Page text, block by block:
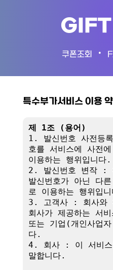
쿠폰조회 •
특수부가서비스 이용
제 1조 (용어)
1. 발신번호 사전등
호를 서비스에 사전
이용하는 행위입니다.
2. 발신번호 변작 :
발신번호가 아닌 다
로 이용하는 행위입
3. 고객사 : 회사와
회사가 제공하는 서
또는 기업(개인사업
다.
4. 회사 : 이 서비스
말합니다.